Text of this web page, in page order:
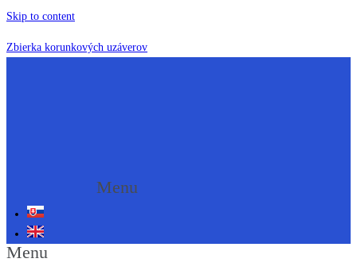
Skip to content
Zbierka korunkových uzáverov
Menu
Menu